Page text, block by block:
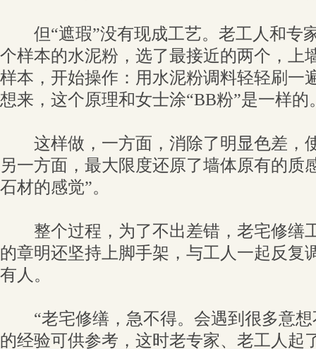
但“遮瑕”没有现成工艺。老工人和专
个样本的水泥粉，选了最接近的两个，上
样本，开始操作：用水泥粉调料轻轻刷一
想来，这个原理和女士涂“BB粉”是一样的
这样做，一方面，消除了明显色差，
另一方面，最大限度还原了墙体原有的质
石材的感觉”。
整个过程，为了不出差错，老宅修缮
的章明还坚持上脚手架，与工人一起反复
有人。
“老宅修缮，急不得。会遇到很多意想
的经验可供参考，这时老专家、老工人起